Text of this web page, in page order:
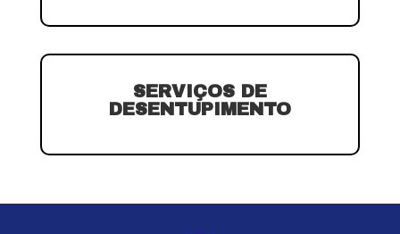
SERVIÇOS DE
DESENTUPIMENTO